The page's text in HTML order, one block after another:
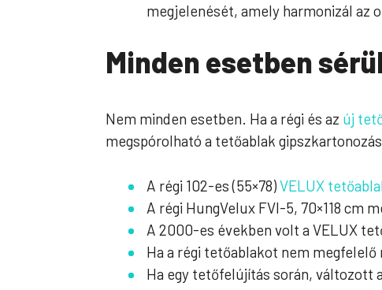
megjelenését, amely harmonizál az
Minden esetben
Nem minden esetben. Ha a régi és az új
megspórolható a tetőablak
A régi 102-es (55×78)VELUX
A régi HungVelux FVI-5, 70×118 cm
A 2000-es években volt a VELUX
Ha a régi tetőablakot nem megfelelő
Ha egy tetőfelújítás során, változott